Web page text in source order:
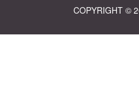
COPYRIGHT ©